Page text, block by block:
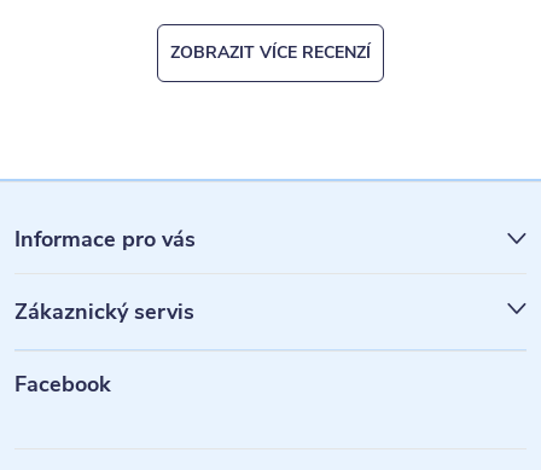
ZOBRAZIT VÍCE RECENZÍ
á
p
a
Informace pro vás
Zákaznický servis
Facebook